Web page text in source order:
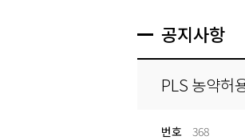
공지사항
PLS 농약허
번호 368